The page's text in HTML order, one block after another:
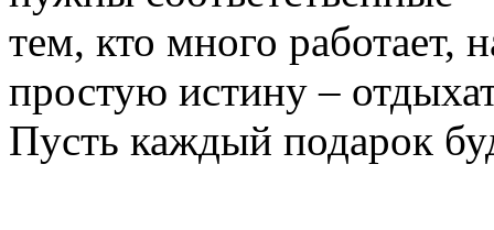
тем, кто много работает,
простую истину –
Пусть каждый подарок